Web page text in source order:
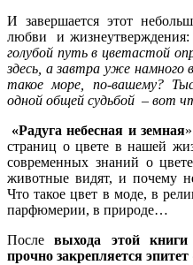
И завершается этот
любви и жизнеутверждения:
голубой путь в цветастой
здесь, а завтра уже
такое море, по-вашему?
одной общей судьбой – вот
«Радуга небесная и земная
страниц о цвете в нашей
современных знаний о
животные видят, и почему
Что такое цвет в моде, в
парфюмерии, в природе…
Послевыхода этой
прочно закрепляется